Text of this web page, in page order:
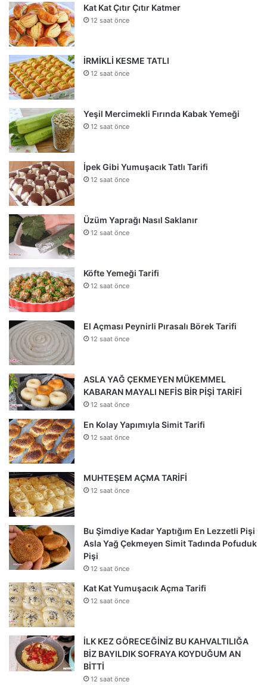
Kat Kat Çıtır Çıtır Katmer
12 saat önce
İRMİKLİ KESME TATLI
12 saat önce
Yeşil Mercimekli Fırında Kabak Yemeği
12 saat önce
İpek Gibi Yumuşacık Tatlı Tarifi
12 saat önce
Üzüm Yaprağı Nasıl Saklanır
12 saat önce
Köfte Yemeği Tarifi
12 saat önce
El Açması Peynirli Pırasalı Börek Tarifi
12 saat önce
ASLA YAĞ ÇEKMEYEN MÜKEMMEL
KABARAN MAYALI NEFİS BİR PİŞİ TARİFİ
12 saat önce
En Kolay Yapımıyla Simit Tarifi
12 saat önce
MUHTEŞEM AÇMA TARİFİ
12 saat önce
Bu Şimdiye Kadar Yaptığım En Lezzetli Pişi
Asla Yağ Çekmeyen Simit Tadında Pofuduk
Pişi
12 saat önce
Kat Kat Yumuşacık Açma Tarifi
12 saat önce
İLK KEZ GÖRECEĞİNİZ BU KAHVALTILIĞA
BİZ BAYILDIK SOFRAYA KOYDUĞUM AN
BİTTİ
12 saat önce